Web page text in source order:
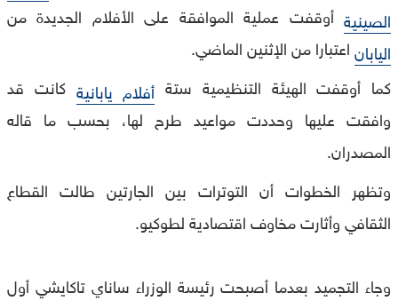
الصينية أوقفت عملية الموافقة على الأفلام الجديدة من
الياباناعتبارا من الإثنين الماضي.
كما أوقفت الهيئة التنظيمية ستة أفلام يابانية كانت قد
وافقت عليها وحددت مواعيد طرح لها، بحسب ما قاله
المصدران.
وتظهر الخطوات أن التوترات بين الجارتين طالت القطاع
الثقافي وأثارت مخاوف اقتصادية لطوكيو.
وجاء التجميد بعدما أصبحت رئيسة الوزراء ساناي تاكايشي أول